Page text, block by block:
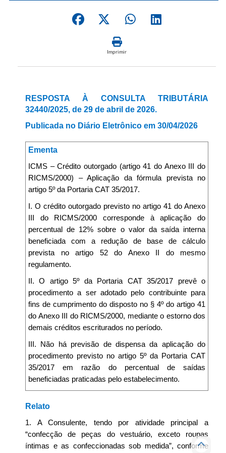
Imprimir
RESPOSTA À CONSULTA TRIBUTÁRIA
32440/2025, de 29 de abril de 2026.
Publicada no Diário Eletrônico em 30/04/2026
Ementa
ICMS – Crédito outorgado (artigo 41 do Anexo III do
RICMS/2000) – Aplicação da fórmula prevista no
artigo 5º da Portaria CAT 35/2017.
I. O crédito outorgado previsto no artigo 41 do Anexo
III do RICMS/2000 corresponde à aplicação do
percentual de 12% sobre o valor da saída interna
beneficiada com a redução de base de cálculo
prevista no artigo 52 do Anexo II do mesmo
regulamento.
II. O artigo 5º da Portaria CAT 35/2017 prevê o
procedimento a ser adotado pelo contribuinte para
fins de cumprimento do disposto no § 4º do artigo 41
do Anexo III do RICMS/2000, mediante o estorno dos
demais créditos escriturados no período.
III. Não há previsão de dispensa da aplicação do
procedimento previsto no artigo 5º da Portaria CAT
35/2017 em razão do percentual de saídas
beneficiadas praticadas pelo estabelecimento.
Relato
1. A Consulente, tendo por atividade principal a
“confecção de peças do vestuário, exceto roupas
íntimas e as confeccionadas sob medida”, conforme